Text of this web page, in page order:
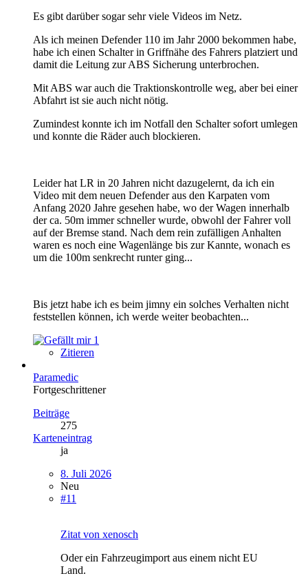
Es gibt darüber sogar sehr viele Videos im Netz.
Als ich meinen Defender 110 im Jahr 2000 bekommen habe,
habe ich einen Schalter in Griffnähe des Fahrers platziert und
damit die Leitung zur ABS Sicherung unterbrochen.
Mit ABS war auch die Traktionskontrolle weg, aber bei einer
Abfahrt ist sie auch nicht nötig.
Zumindest konnte ich im Notfall den Schalter sofort umlegen
und konnte die Räder auch blockieren.
Leider hat LR in 20 Jahren nicht dazugelernt, da ich ein
Video mit dem neuen Defender aus den Karpaten vom
Anfang 2020 Jahre gesehen habe, wo der Wagen innerhalb
der ca. 50m immer schneller wurde, obwohl der Fahrer voll
auf der Bremse stand. Nach dem rein zufälligen Anhalten
waren es noch eine Wagenlänge bis zur Kannte, wonach es
um die 100m senkrecht runter ging...
Bis jetzt habe ich es beim jimny ein solches Verhalten nicht
feststellen können, ich werde weiter beobachten...
1
Zitieren
Paramedic
Fortgeschrittener
Beiträge
275
Karteneintrag
ja
8. Juli 2026
Neu
#11
Zitat von xenosch
Oder ein Fahrzeugimport aus einem nicht EU
Land.